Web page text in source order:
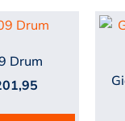
Drum